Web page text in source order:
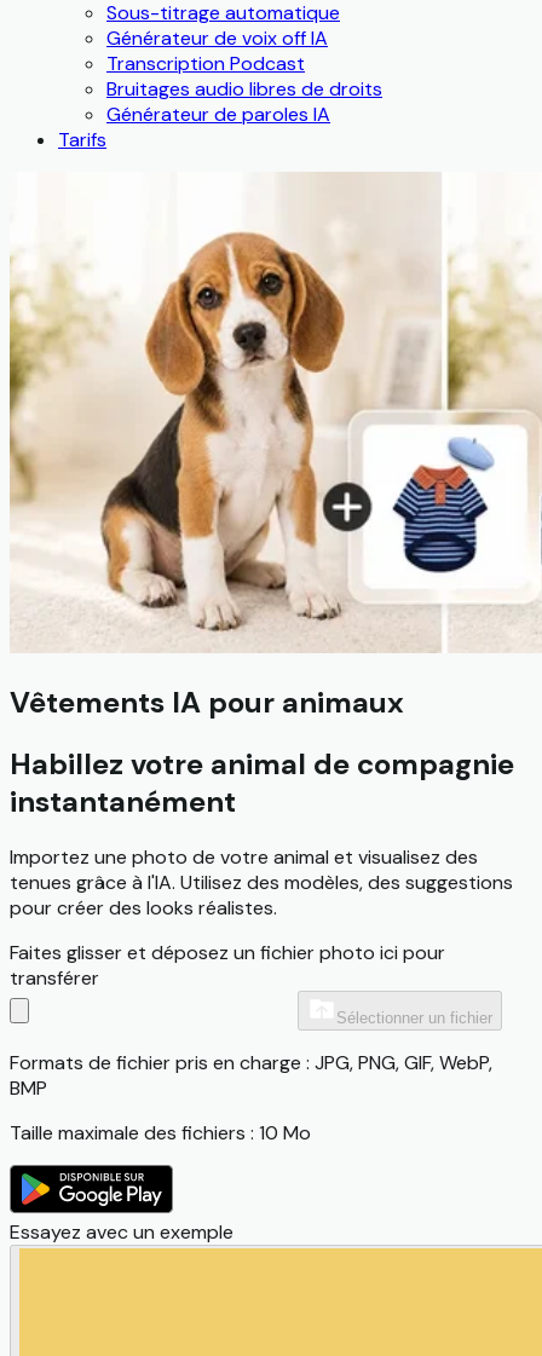
Sous-titrage automatique
Générateur de voix off IA
Transcription Podcast
Bruitages audio libres de droits
Générateur de paroles IA
Tarifs
Vêtements IA pour animaux
Habillez votre animal de compagnie
instantanément
Importez une photo de votre animal et visualisez des
tenues grâce à l'IA. Utilisez des modèles, des suggestions
pour créer des looks réalistes.
Faites glisser et déposez un fichier photo ici pour
transférer
Sélectionner un fichier
Formats de fichier pris en charge : JPG, PNG, GIF, WebP,
BMP
Taille maximale des fichiers : 10 Mo
Essayez avec un exemple